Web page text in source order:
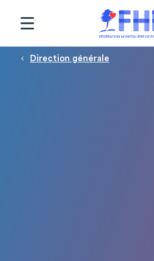
Fil d'Ariane
Direction générale
Panneau de gestion des cookies